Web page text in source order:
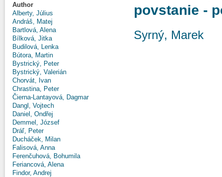
Author
Alberty, Július
Andráš, Matej
Bartlová, Alena
Bílková, Jitka
Budilová, Lenka
Bútora, Martin
Bystrický, Peter
Bystrický, Valerián
Chorvát, Ivan
Chrastina, Peter
Čierna-Lantayová, Dagmar
Dangl, Vojtech
Daniel, Ondřej
Demmel, József
Dráľ, Peter
Ducháček, Milan
Falisová, Anna
Ferenčuhová, Bohumila
Feriancová, Alena
Findor, Andrej
povstanie -
Syrný, Marek